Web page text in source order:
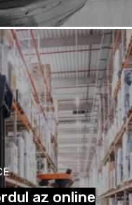
az online